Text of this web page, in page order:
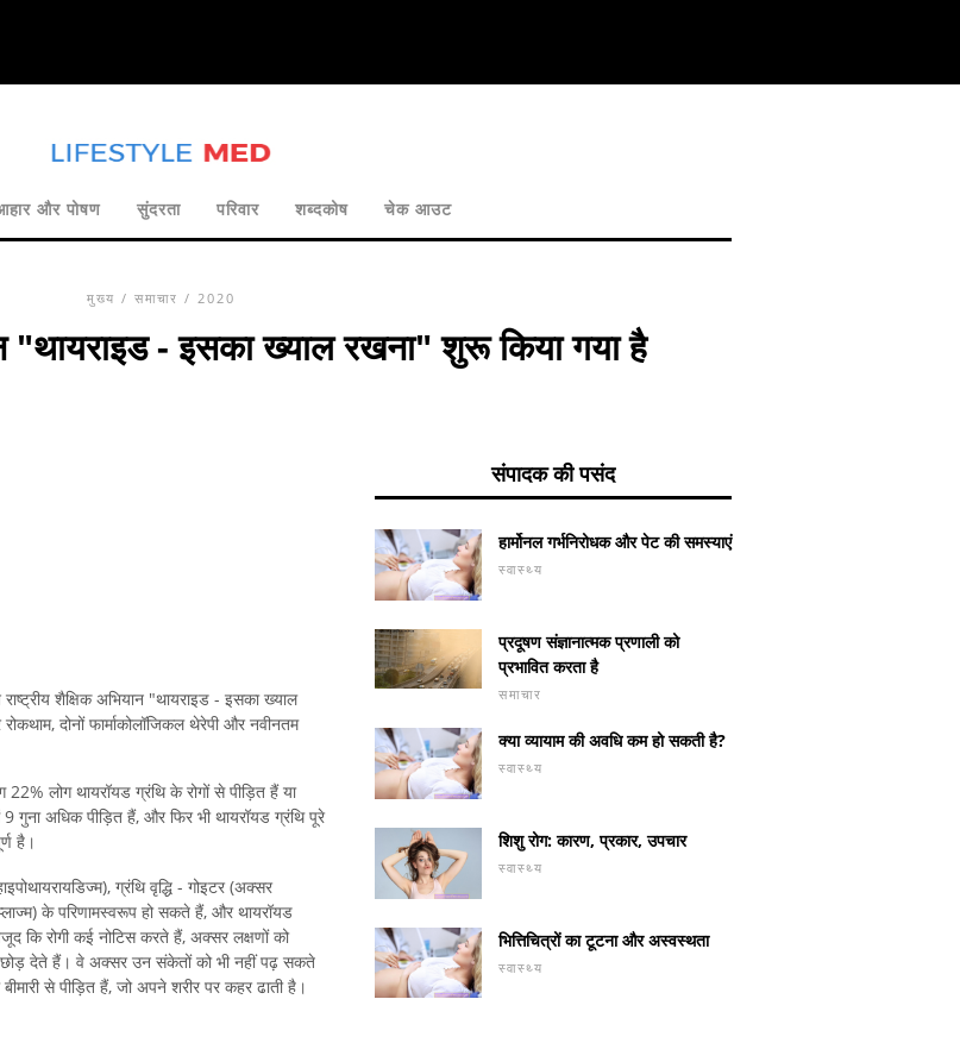
और पोषण सुंदरता परिवार शब्दकोष चेक आउट
मुख्य / समाचार / 2020
"थायराइड - इसका ख्याल रखना" शुरू किया गया है
शैक्षिक अभियान "थायराइड - इसका ख्याल
दोनों फार्माकोलॉजिकल थेरेपी और नवीनतम
लोग थायरॉयड ग्रंथि के रोगों से पीड़ित हैं या
गुना अधिक पीड़ित हैं, और फिर भी थायरॉयड ग्रंथि पूरे
है।
ग्रंथि वृद्धि - गोइटर (अक्सर
के परिणामस्वरूप हो सकते हैं, और थायरॉयड
कि रोगी कई नोटिस करते हैं, अक्सर लक्षणों को
देते हैं। वे अक्सर उन संकेतों को भी नहीं पढ़ सकते
से पीड़ित हैं, जो अपने शरीर पर कहर ढाती है।
संपादक की पसंद
हार्मोनल गर्भनिरोधक और पेट की समस्याएं
स्वास्थ्य
प्रदूषण संज्ञानात्मक प्रणाली को
प्रभावित करता है
समाचार
क्या व्यायाम की अवधि कम हो सकती है?
स्वास्थ्य
शिशु रोग: कारण, प्रकार, उपचार
स्वास्थ्य
भित्तिचित्रों का टूटना और अस्वस्थता
स्वास्थ्य